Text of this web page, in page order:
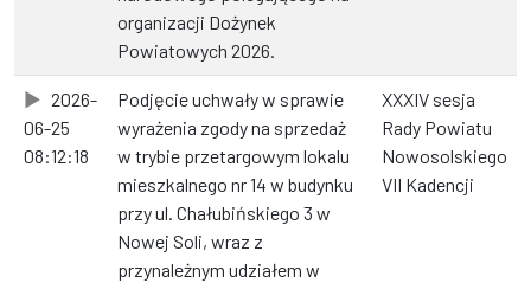
organizacji Dożynek
Powiatowych 2026.
2026-
06-25
08:12:18
Podjęcie uchwały w sprawie
wyrażenia zgody na sprzedaż
w trybie przetargowym lokalu
mieszkalnego nr 14 w budynku
przy ul. Chałubińskiego 3 w
Nowej Soli, wraz z
przynależnym udziałem w
XXXIV sesja
Rady Powiatu
Nowosolskiego
VII Kadencji